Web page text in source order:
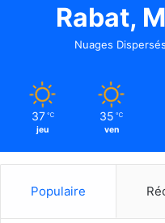
Rabat,
Nuages Dispersés
37 ℃
jeu
35 ℃
ven
Populaire